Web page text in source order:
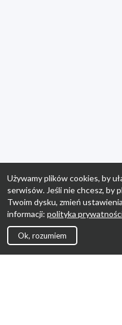
Używamy plików cookies, by
serwisów. Jeśli nie chcesz, by
Twoim dysku, zmień
informacji: polityka
Ok, rozumiem